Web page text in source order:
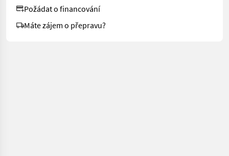
Požádat o financování
Máte zájem o přepravu?